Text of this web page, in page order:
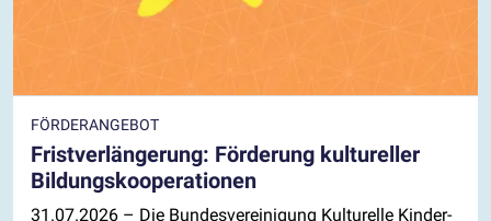
FÖRDERANGEBOT
Fristverlängerung: Förderung kultureller
Bildungskooperationen
31.07.2026 – Die Bundesvereinigung Kulturelle Kinder-